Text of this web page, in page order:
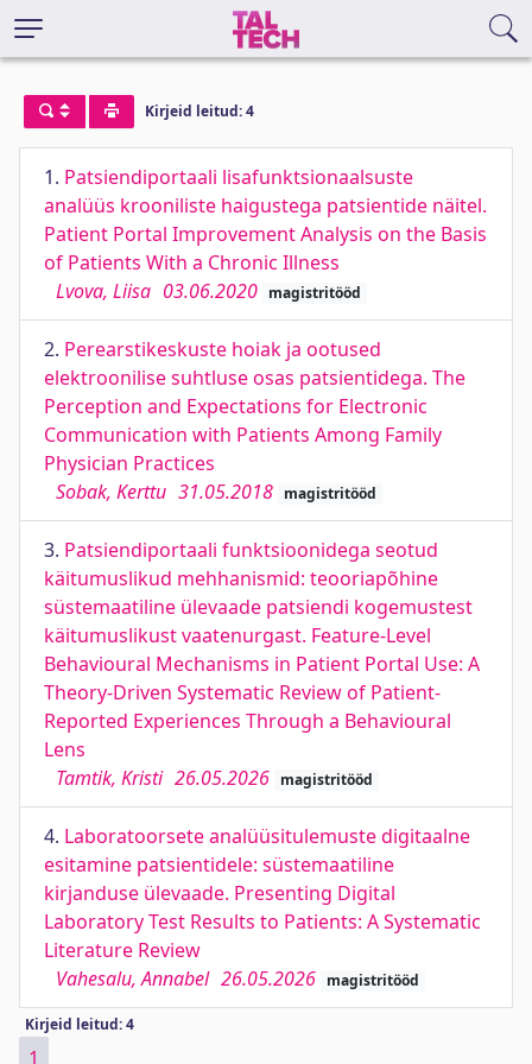
Kirjeid leitud: 4
1. Patsiendiportaali lisafunktsionaalsuste
analüüs krooniliste haigustega patsientide näitel.
Patient Portal Improvement Analysis on the Basis
of Patients With a Chronic Illness
Lvova, Liisa 03.06.2020 magistritööd
2. Perearstikeskuste hoiak ja ootused
elektroonilise suhtluse osas patsientidega. The
Perception and Expectations for Electronic
Communication with Patients Among Family
Physician Practices
Sobak, Kerttu 31.05.2018 magistritööd
3. Patsiendiportaali funktsioonidega seotud
käitumuslikud mehhanismid: teooriapõhine
süstemaatiline ülevaade patsiendi kogemustest
käitumuslikust vaatenurgast. Feature-Level
Behavioural Mechanisms in Patient Portal Use: A
Theory-Driven Systematic Review of Patient-
Reported Experiences Through a Behavioural
Lens
Tamtik, Kristi 26.05.2026 magistritööd
4. Laboratoorsete analüüsitulemuste digitaalne
esitamine patsientidele: süstemaatiline
kirjanduse ülevaade. Presenting Digital
Laboratory Test Results to Patients: A Systematic
Literature Review
Vahesalu, Annabel 26.05.2026 magistritööd
Kirjeid leitud: 4
1